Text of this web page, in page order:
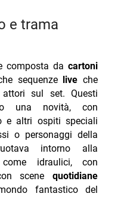
composta dacartoni
sequenze live che
sul set. Questi
una novità, con
e altri ospiti speciali
o personaggi della
intorno alla
idraulici, con
scenequotidiane
fantastico del